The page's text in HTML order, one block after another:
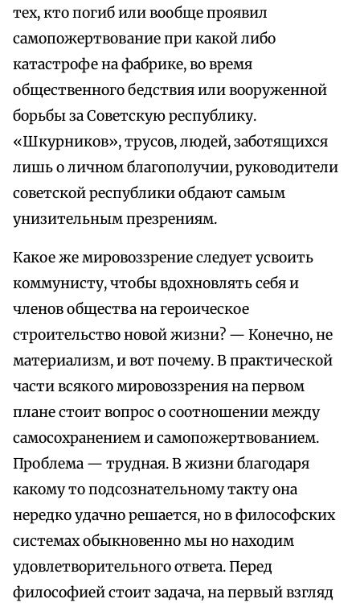
тех, кто погиб или вообще проявил
самопожертвование при какой либо
катастрофе на фабрике, во время
общественного бедствия или вооруженной
борьбы за Советскую республику.
«Шкурников», трусов, людей, заботящихся
лишь о личном благополучии, руководители
советской республики обдают самым
унизительным презрениям.
Какое же мировоззрение следует усвоить
коммунисту, чтобы вдохновлять себя и
членов общества на героическое
строительство новой жизни? — Конечно, не
материализм, и вот почему. В практической
части всякого мировоззрения на первом
плане стоит вопрос о соотношении между
самосохранением и самопожертвованием.
Проблема — трудная. В жизни благодаря
какому то подсознательному такту она
нередко удачно решается, но в философских
системах обыкновенно мы но находим
удовлетворительного ответа. Перед
философией стоит задача, на первый взгляд